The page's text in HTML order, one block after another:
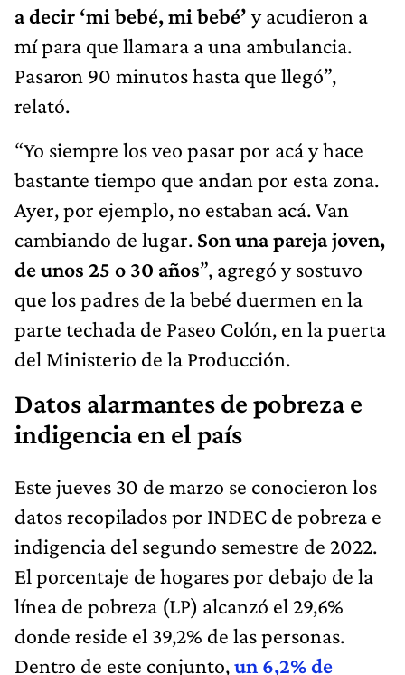
a decir ‘mi bebé, mi bebé’ y acudieron a
mí para que llamara a una ambulancia.
Pasaron 90 minutos hasta que llegó”,
relató.
“Yo siempre los veo pasar por acá y hace
bastante tiempo que andan por esta zona.
Ayer, por ejemplo, no estaban acá. Van
cambiando de lugar. Son una pareja joven,
de unos 25 o 30 años”, agregó y sostuvo
que los padres de la bebé duermen en la
parte techada de Paseo Colón, en la puerta
del Ministerio de la Producción.
Datos alarmantes de pobreza e
indigencia en el país
Este jueves 30 de marzo se conocieron los
datos recopilados por INDEC de pobreza e
indigencia del segundo semestre de 2022.
El porcentaje de hogares por debajo de la
línea de pobreza (LP) alcanzó el 29,6%
donde reside el 39,2% de las personas.
Dentro de este conjunto,un 6,2% de